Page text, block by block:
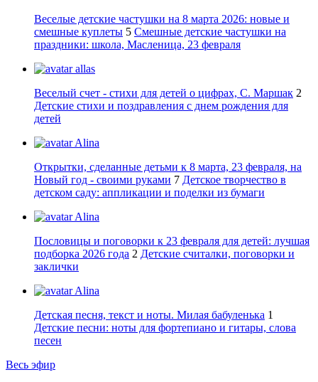
Веселые детские частушки на 8 марта 2026: новые и
смешные куплеты 5 Смешные детские частушки на
праздники: школа, Масленица, 23 февраля
allas
Веселый счет - стихи для детей о цифрах, С. Маршак 2
Детские стихи и поздравления с днем рождения для
детей
Alina
Открытки, сделанные детьми к 8 марта, 23 февраля, на
Новый год - своими руками 7 Детское творчество в
детском саду: аппликации и поделки из бумаги
Alina
Пословицы и поговорки к 23 февраля для детей: лучшая
подборка 2026 года 2 Детские считалки, поговорки и
заклички
Alina
Детская песня, текст и ноты. Милая бабуленька 1
Детские песни: ноты для фортепиано и гитары, слова
песен
Весь эфир